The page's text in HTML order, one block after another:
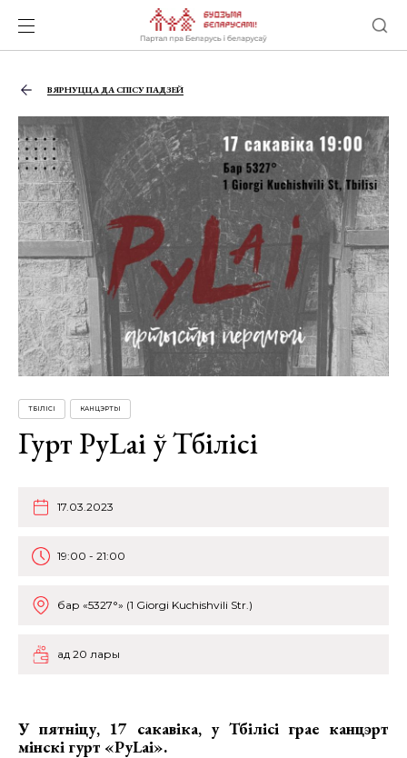
ВЯРНУЦЦА ДА СПІСУ ПАДЗЕЙ
ТБІЛІСІ КАНЦЭРТЫ
Гурт PyLai ў Тбілісі
17.03.2023
19:00 - 21:00
бар «5327°» (1 Giorgi Kuchishvili Str.)
ад 20 лары
У пятніцу, 17 сакавіка, у Тбілісі грае канцэрт
мінскі гурт «PyLai».